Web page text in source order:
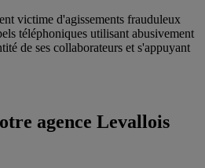
victime d'agissements frauduleux
téléphoniques utilisant abusivement
de ses collaborateurs et s'appuyant
agence Levallois